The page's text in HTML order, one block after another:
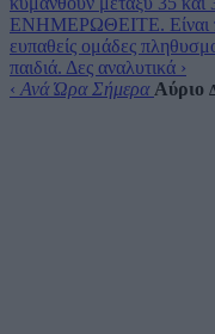
ΕΝΗΜΕΡΩΘΕΙΤΕ. Είναι
ευπαθείς ομάδες
παιδιά. Δες αναλυτικά ›
‹ Ανά Ώρα Σήμερα Αύριο